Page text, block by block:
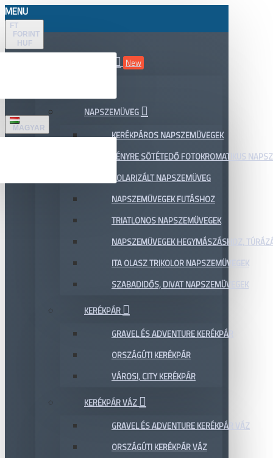
MENU
FT
FORINT
HUF
MAGYAR
New
NAPSZEMÜVEG
KERÉKPÁROS NAPSZEMÜVEGEK
FÉNYRE SÖTÉTEDŐ FOTOKROMATIKUS
POLARIZÁLT NAPSZEMÜVEG
NAPSZEMÜVEGEK FUTÁSHOZ
TRIATLONOS NAPSZEMÜVEGEK
NAPSZEMÜVEGEK HEGYMÁSZÁSHOZ,
ITA OLASZ TRIKOLOR NAPSZEMÜVEGEK
SZABADIDŐS, DIVAT NAPSZEMÜVEGEK
KERÉKPÁR
GRAVEL ÉS ADVENTURE KERÉKPÁR
ORSZÁGÚTI KERÉKPÁR
VÁROSI, CITY KERÉKPÁR
KERÉKPÁR VÁZ
GRAVEL ÉS ADVENTURE KERÉKPÁR VÁZ
ORSZÁGÚTI KERÉKPÁR VÁZ